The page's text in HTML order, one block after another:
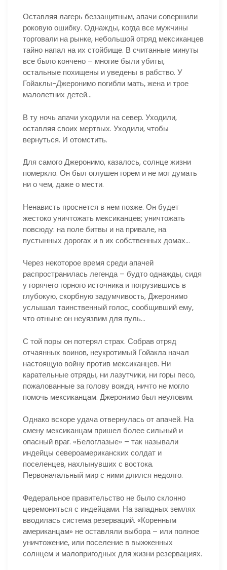
Оставляя лагерь беззащитным, апачи совершили
роковую ошибку. Однажды, когда все мужчины
торговали на рынке, небольшой отряд мексиканцев
тайно напал на их стойбище. В считанные минуты
все было кончено – многие были убиты,
остальные похищены и уведены в рабство. У
Гойаклы-Джеронимо погибли мать, жена и трое
малолетних детей…
В ту ночь апачи уходили на север. Уходили,
оставляя своих мертвых. Уходили, чтобы
вернуться. И отомстить.
Для самого Джеронимо, казалось, солнце жизни
померкло. Он был оглушен горем и не мог думать
ни о чем, даже о мести.
Ненависть проснется в нем позже. Он будет
жестоко уничтожать мексиканцев; уничтожать
повсюду: на поле битвы и на привале, на
пустынных дорогах и в их собственных домах…
Через некоторое время среди апачей
распространилась легенда – будто однажды, сидя
у горячего горного источника и погрузившись в
глубокую, скорбную задумчивость, Джеронимо
услышал таинственный голос, сообщивший ему,
что отныне он неуязвим для пуль…
С той поры он потерял страх. Собрав отряд
отчаянных воинов, неукротимый Гойакла начал
настоящую войну против мексиканцев. Ни
карательные отряды, ни лазутчики, ни горы песо,
пожалованные за голову вождя, ничто не могло
помочь мексиканцам. Джеронимо был неуловим.
Однако вскоре удача отвернулась от апачей. На
смену мексиканцам пришел более сильный и
опасный враг. «Белоглазые» – так называли
индейцы североамериканских солдат и
поселенцев, нахлынувших с востока.
Первоначальный мир с ними длился недолго.
Федеральное правительство не было склонно
церемониться с индейцами. На западных землях
вводилась система резерваций. «Коренным
американцам» не оставляли выбора – или полное
уничтожение, или поселение в выжженных
солнцем и малопригодных для жизни резервациях.